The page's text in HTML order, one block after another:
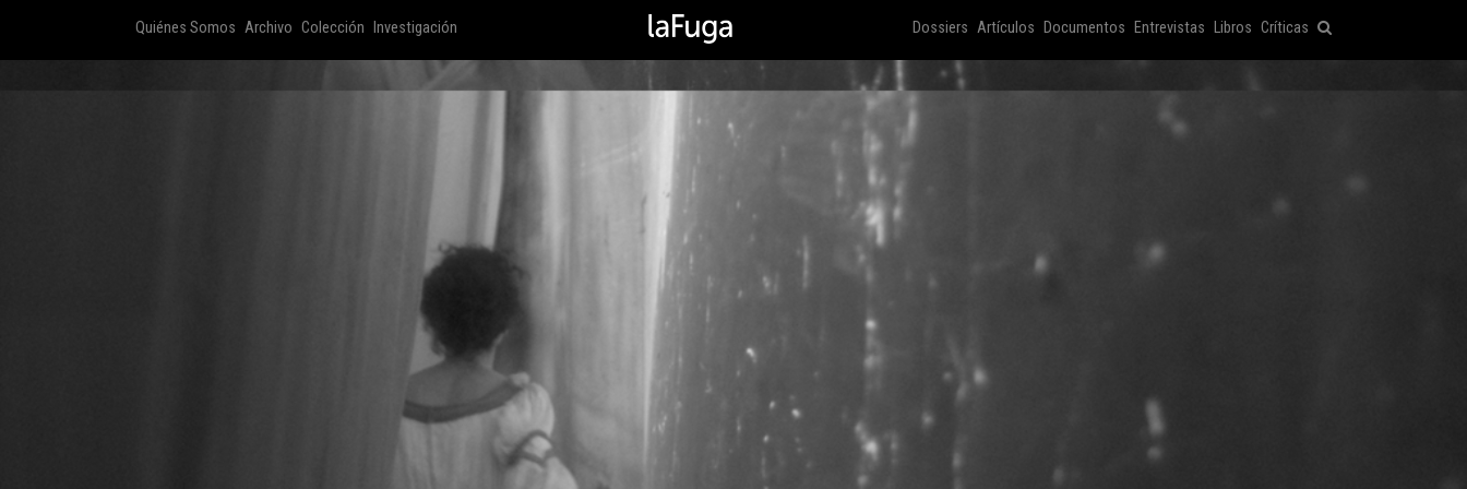
Quiénes Somos Archivo Colección Investigación Dossiers Artículos Documentos Entrevistas Libros Críticas